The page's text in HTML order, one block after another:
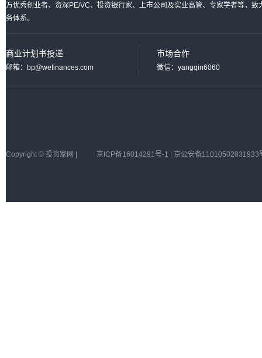
万优秀创业者、资深PE/VC、投资银行家、上市公司及实业高管、专家学者等，
务体系。
商业计划书投递
邮箱：bp@wefinances.com
市场合作
微信：yangqin6060
Copyright © 投资家网 | 京ICP备16014291号-1 | 京公安备11010502031933